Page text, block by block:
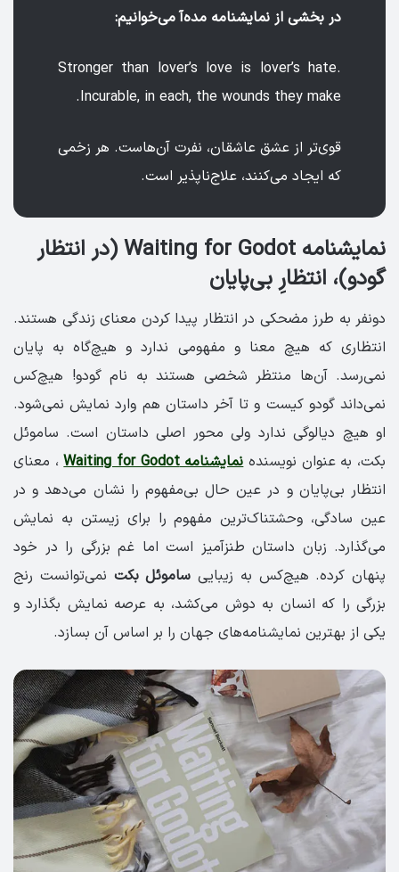
در بخشی از نمایشنامه مده‌آ می‌خوانیم:
Stronger than lover’s love is lover’s hate.
Incurable, in each, the wounds they make.
قوی‌تر از عشق عاشقان، نفرت آن‌هاست. هر زخمی
که ایجاد می‌کنند، علاج‌ناپذیر است.
نمایشنامه Waiting for Godot (در انتظار
گودو)، انتظارِ بی‌پایان
دونفر به طرز مضحکی در انتظار پیدا کردن معنای زندگی هستند.
انتظاری که هیچ معنا و مفهومی ندارد و هیچ‌گاه به پایان
نمی‌رسد. آن‌ها منتظر شخصی هستند به نام گودو! هیچ‌کس
نمی‌داند گودو کیست و تا آخر داستان هم وارد نمایش نمی‌شود.
او هیچ دیالوگی ندارد ولی محور اصلی داستان است. ساموئل
بکت، به عنوان نویسندهنمایشنامه Waiting for Godot
، معنای
انتظار بی‌پایان و در عین حال بی‌مفهوم را نشان می‌دهد و در
عین سادگی، وحشتناک‌ترین مفهوم را برای زیستن به نمایش
می‌گذارد. زبان داستان طنزآمیز است اما غم بزرگی را در خود
پنهان کرده. هیچ‌کس به زیبایی ساموئل بکت نمی‌توانست رنج
بزرگی را که انسان به دوش می‌کشد، به عرصه نمایش بگذارد و
یکی از بهترین نمایشنامه‌های جهان را بر اساس آن بسازد.